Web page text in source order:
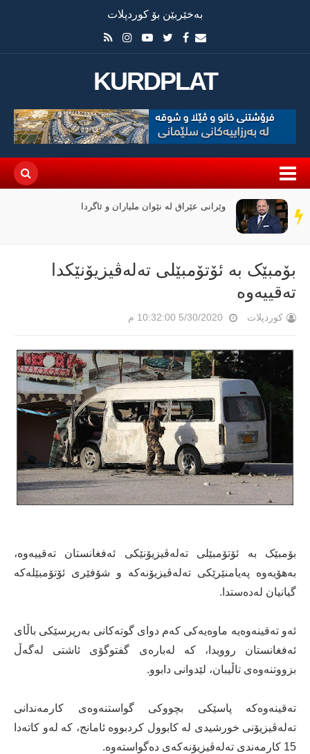
بەخێربێن بۆ کوردپلات
KURDPLAT
سەر
دێڕ
وێرانی عێراق لە نێوان ملیاران و ئاگردا
بۆمبێک بە ئۆتۆمبێلی تەلەڤیزیۆنێکدا
تەقییەوە
کوردپلات 5/30/2020 10:32:00 م
بۆمبێک بە ئۆتۆمبێلی تەلەڤیزیۆنێکی ئەفغانستان تەقییەوە،
بەهۆیەوە پەیامنێرێکی تەلەڤیزیۆنەکە و شۆفێری ئۆتۆمبێلەکە
گیانیان لەدەستدا.
ئەو تەقینەوەیە ماوەیەکی کەم دوای گوتەکانی بەرپرسێکی باڵای
ئەفغانستان روویدا، کە لەبارەی گفتوگۆی ئاشتی لەگەڵ
بزووتنەوەی تاڵیبان، لێدوانی دابوو.
تەقینەوەکە پاسێکی بچووکی گواستنەوەی کارمەندانی
تەلەڤیزیۆنی خورشیدی لە کابوول کردبووە ئامانج، کە لەو کاتەدا
15 کارمەندی تەلەڤیزیۆنەکەی دەگواستەوە.